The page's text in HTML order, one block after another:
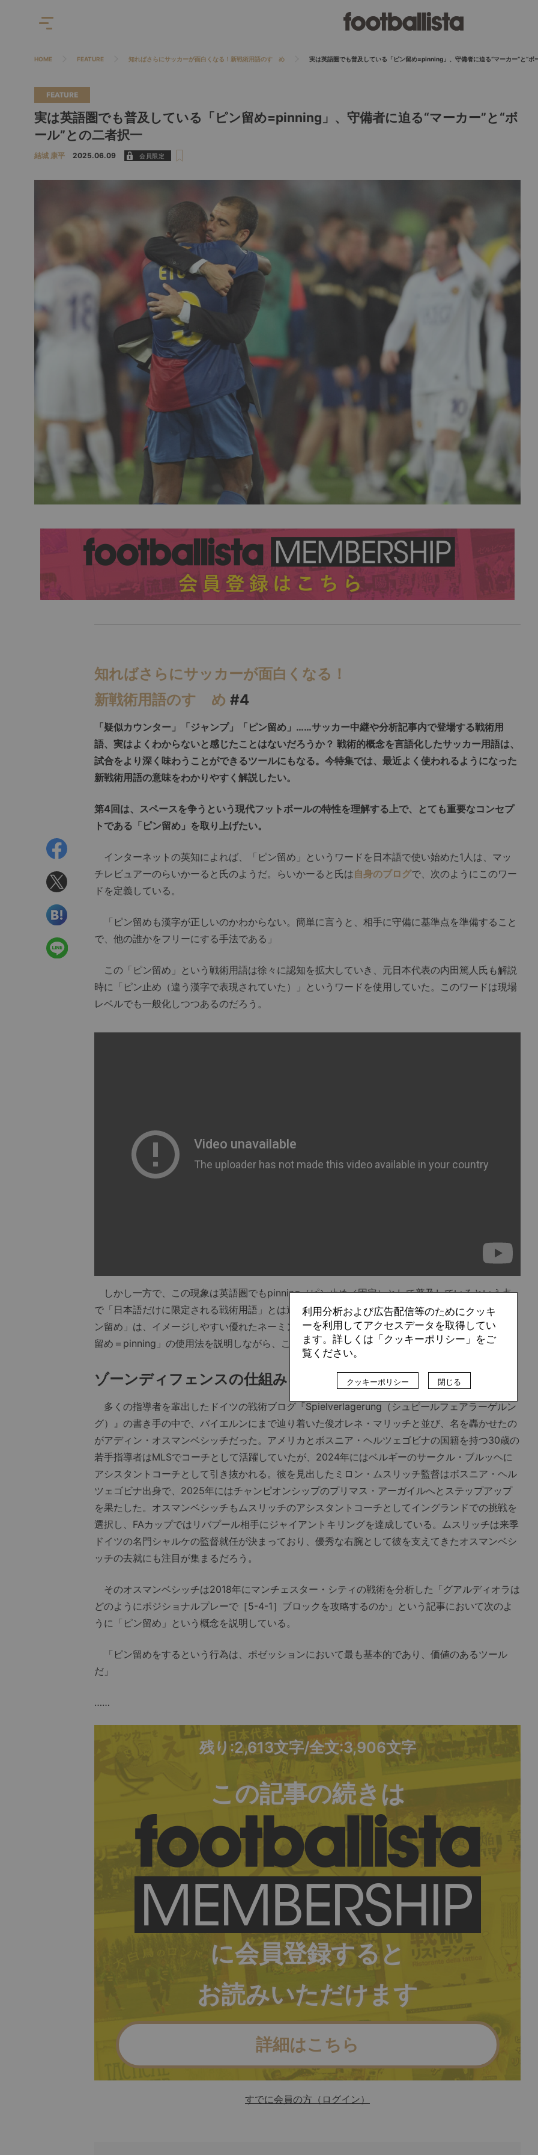
HOME FEATURE 知ればさらにサッカーが面白くなる！新戦術用語のすゝめ 実は英語圏でも普及している「ピン留め=pinning」、守備者に迫る“マーカー”と“ボ
FEATURE
実は英語圏でも普及している「ピン留め=pinning」、守備者に迫る“マーカー”と“ボ
ール”との二者択一
結城 康平 2025.06.09
知ればさらにサッカーが面白くなる！
新戦術用語のすゝめ #4
「疑似カウンター」「ジャンプ」「ピン留め」……サッカー中継や分析記事内で登場する戦術用
語、実はよくわからないと感じたことはないだろうか？ 戦術的概念を言語化したサッカー用語は、
試合をより深く味わうことができるツールにもなる。今特集では、最近よく使われるようになった
新戦術用語の意味をわかりやすく解説したい。
第4回は、スペースを争うという現代フットボールの特性を理解する上で、とても重要なコンセプ
トである「ピン留め」を取り上げたい。
インターネットの英知によれば、「ピン留め」というワードを日本語で使い始めた1人は、マッ
チレビュアーのらいかーると氏のようだ。らいかーると氏は自身のブログで、次のようにこのワー
ドを定義している。
「ピン留めも漢字が正しいのかわからない。簡単に言うと、相手に守備に基準点を準備すること
で、他の誰かをフリーにする手法である」
この「ピン留め」という戦術用語は徐々に認知を拡大していき、元日本代表の内田篤人氏も解説
時に「ピン止め（違う漢字で表現されていた）」というワードを使用していた。このワードは現場
レベルでも一般化しつつあるのだろう。
しかし一方で、この現象は英語圏でもpinning（ピン止め／固定）として普及しているという点
で「日本語だけに限定される戦術用語」とは違っている。特定の戦術的な事象を表現する上で「ピ
ン留め」は、イメージしやすい優れたネーミングだと感じる。ここからは、英語圏における「ピン
留め＝pinning」の使用法を説明しながら、この戦術用語が示す背景を考察していこう。
ゾーンディフェンスの仕組みを利用した「罠」
多くの指導者を輩出したドイツの戦術ブログ『Spielverlagerung（シュピールフェアラーゲルン
グ）』の書き手の中で、バイエルンにまで辿り着いた俊才レネ・マリッチと並び、名を轟かせたの
がアディン・オスマンベシッチだった。アメリカとボスニア・ヘルツェゴビナの国籍を持つ30歳の
若手指導者はMLSでコーチとして活躍していたが、2024年にはベルギーのサークル・ブルッヘに
アシスタントコーチとして引き抜かれる。彼を見出したミロン・ムスリッチ監督はボスニア・ヘル
ツェゴビナ出身で、2025年にはチャンピオンシップのプリマス・アーガイルへとステップアップ
を果たした。オスマンベシッチもムスリッチのアシスタントコーチとしてイングランドでの挑戦を
選択し、FAカップではリバプール相手にジャイアントキリングを達成している。ムスリッチは来季
ドイツの名門シャルケの監督就任が決まっており、優秀な右腕として彼を支えてきたオスマンベシ
ッチの去就にも注目が集まるだろう。
そのオスマンベシッチは2018年にマンチェスター・シティの戦術を分析した「グアルディオラは
どのようにポジショナルプレーで［5-4-1］ブロックを攻略するのか」という記事において次のよ
うに「ピン留め」という概念を説明している。
「ピン留めをするという行為は、ポゼッションにおいて最も基本的であり、価値のあるツール
だ」
……
残り:2,613文字/全文:3,906文字
この記事の続きは
に会員登録すると
お読みいただけます
詳細はこちら
すでに会員の方（ログイン）
利用分析および広告配信等のためにクッキ
ーを利用してアクセスデータを取得してい
ます。詳しくは「クッキーポリシー」をご
覧ください。
クッキーポリシー 閉じる